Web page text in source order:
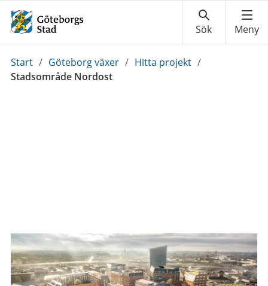
Du
är
Start / Göteborg växer / Hitta projekt /
Stadsområde Nordost